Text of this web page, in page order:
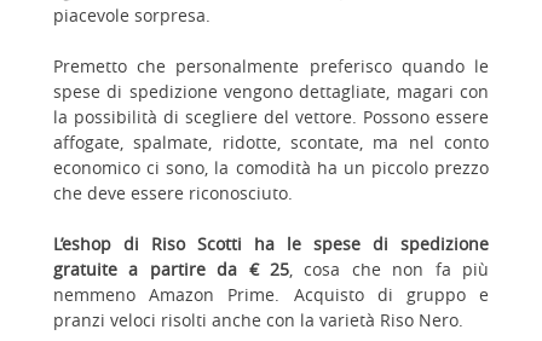
piacevole sorpresa.
Premetto che personalmente preferisco quando le
spese di spedizione vengono dettagliate, magari con
la possibilità di scegliere del vettore. Possono essere
affogate, spalmate, ridotte, scontate, ma nel conto
economico ci sono, la comodità ha un piccolo prezzo
che deve essere riconosciuto.
L’eshop di Riso Scotti ha le spese di spedizione
gratuite a partire da € 25, cosa che non fa più
nemmeno Amazon Prime. Acquisto di gruppo e
pranzi veloci risolti anche con la varietà Riso Nero.